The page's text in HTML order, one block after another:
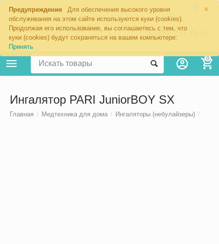
×
Предупреждение
Для обеспечения высокого уровня
обслуживания на этом сайте используются куки (cookies).
Продолжая его использование, вы соглашаетесь с тем, что
куки (cookies) будут сохраняться на вашем компьютере:
Принять
8 (800) 201-70-57
0
Ингалятор PARI JuniorBOY SX
Главная / Медтехника для дома / Ингаляторы (небулайзеры) /